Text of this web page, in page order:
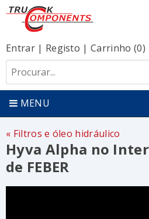
Entrar| Registo |Carrinho (0)
MENU
Filtros e óleo hidráulico
Hyva Alpha no
de FEBER